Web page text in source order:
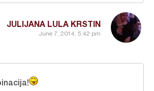
JULIJANA LULA KRSTIN
June 7, 2014, 5:42 pm